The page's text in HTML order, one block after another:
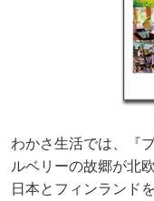
わかさ生活では、『
ルベリーの故郷が北
日本とフィンランド